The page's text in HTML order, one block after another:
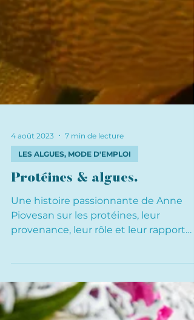
4 août 2023 7 min de lecture
LES ALGUES, MODE D'EMPLOI
Protéines & algues.
Une histoire passionnante de Anne
Piovesan sur les protéines, leur
avec les algues.